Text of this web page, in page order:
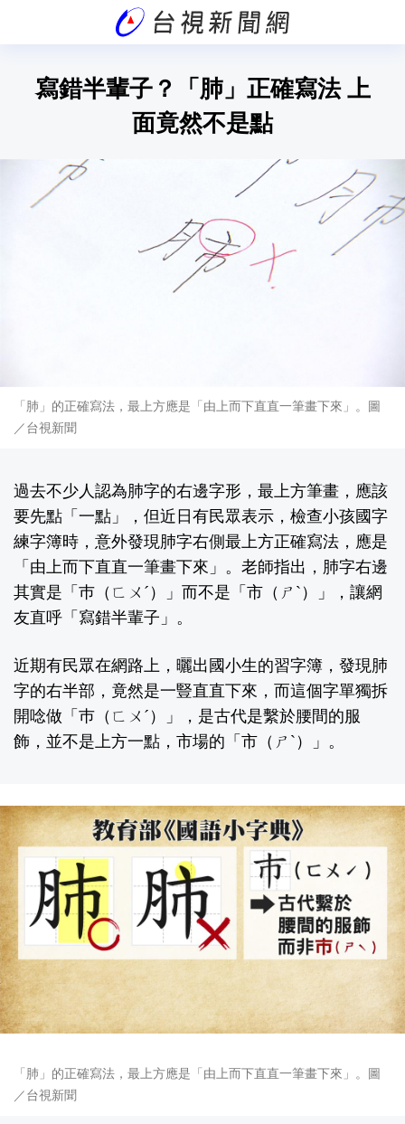
寫錯半輩子？「肺」正確寫法 上
面竟然不是點
「肺」的正確寫法，最上方應是「由上而下直直一筆畫下來」。圖
／台視新聞
過去不少人認為肺字的右邊字形，最上方筆畫，應該
要先點「一點」，但近日有民眾表示，檢查小孩國字
練字簿時，意外發現肺字右側最上方正確寫法，應是
「由上而下直直一筆畫下來」。老師指出，肺字右邊
其實是「巿（ㄈㄨˊ）」而不是「市（ㄕˋ）」，讓網
友直呼「寫錯半輩子」。
近期有民眾在網路上，曬出國小生的習字簿，發現肺
字的右半部，竟然是一豎直直下來，而這個字單獨拆
開唸做「巿（ㄈㄨˊ）」，是古代是繫於腰間的服
飾，並不是上方一點，市場的「市（ㄕˋ）」。
「肺」的正確寫法，最上方應是「由上而下直直一筆畫下來」。圖
／台視新聞